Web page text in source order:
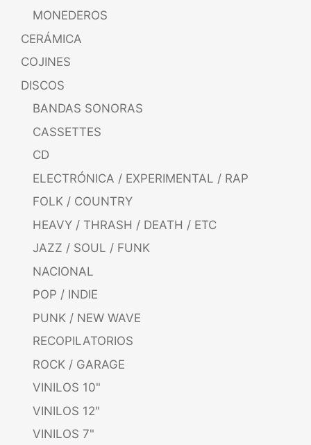
MONEDEROS
CERÁMICA
COJINES
DISCOS
BANDAS SONORAS
CASSETTES
CD
ELECTRÓNICA / EXPERIMENTAL / RAP
FOLK / COUNTRY
HEAVY / THRASH / DEATH / ETC
JAZZ / SOUL / FUNK
NACIONAL
POP / INDIE
PUNK / NEW WAVE
RECOPILATORIOS
ROCK / GARAGE
VINILOS 10"
VINILOS 12"
VINILOS 7"